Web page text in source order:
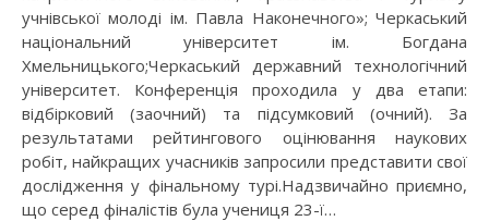
учнівської молоді ім. Павла Наконечного»; Черкаський
національний університет ім. Богдана
Хмельницького;Черкаський державний технологічний
університет. Конференція проходила у два етапи:
відбірковий (заочний) та підсумковий (очний). За
результатами рейтингового оцінювання наукових
робіт, найкращих учасників запросили представити свої
дослідження у фінальному турі.Надзвичайно приємно,
що серед фіналістів була учениця 23-ї…